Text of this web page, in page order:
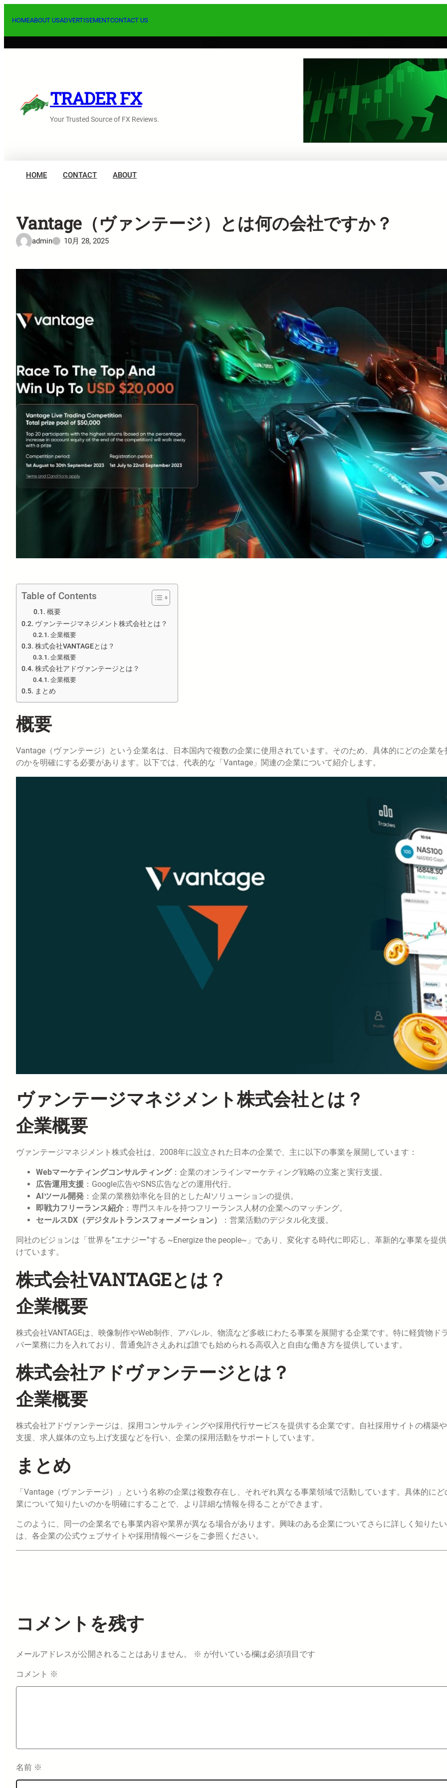
HOMEABOUT USADVERTISEMENTCONTACT US
TRADER FX
Your Trusted Source of FX Reviews.
HOME CONTACT ABOUT
Vantage（ヴァンテージ）とは何の会社ですか？
admin 10月 28, 2025
Table of Contents
概要
ヴァンテージマネジメント株式会社とは？
企業概要
株式会社VANTAGEとは？
企業概要
株式会社アドヴァンテージとは？
企業概要
まとめ
概要
Vantage（ヴァンテージ）という企業名は、日本国内で複数の企業に使用されています。そのため、具体的にどの企業を
のかを明確にする必要があります。以下では、代表的な「Vantage」関連の企業について紹介します。
ヴァンテージマネジメント株式会社とは？
企業概要
ヴァンテージマネジメント株式会社は、2008年に設立された日本の企業で、主に以下の事業を展開しています：
Webマーケティングコンサルティング：企業のオンラインマーケティング戦略の立案と実行支援。
広告運用支援 ：Google広告やSNS広告などの運用代行。
AIツール開発 ：企業の業務効率化を目的としたAIソリューションの提供。
即戦力フリーランス紹介 ：専門スキルを持つフリーランス人材の企業へのマッチング。
セールスDX（デジタルトランスフォーメーション）
：営業活動のデジタル化支援。
同社のビジョンは「世界を”エナジー”する ~Energize the people~」であり、変化する時代に即応し、革新的な事業を提
けています。
株式会社VANTAGEとは？
企業概要
株式会社VANTAGEは、映像制作やWeb制作、アパレル、物流など多岐にわたる事業を展開する企業です。特に軽貨物ド
バー業務に力を入れており、普通免許さえあれば誰でも始められる高収入と自由な働き方を提供しています。
株式会社アドヴァンテージとは？
企業概要
株式会社アドヴァンテージは、採用コンサルティングや採用代行サービスを提供する企業です。自社採用サイトの構築
支援、求人媒体の立ち上げ支援などを行い、企業の採用活動をサポートしています。
まとめ
「Vantage（ヴァンテージ）」という名称の企業は複数存在し、それぞれ異なる事業領域で活動しています。具体的にど
業について知りたいのかを明確にすることで、より詳細な情報を得ることができます。
このように、同一の企業名でも事業内容や業界が異なる場合があります。興味のある企業についてさらに詳しく知りた
は、各企業の公式ウェブサイトや採用情報ページをご参照ください。
コメントを残す
メールアドレスが公開されることはありません。 ※ が付いている欄は必須項目です
コメント ※
名前 ※